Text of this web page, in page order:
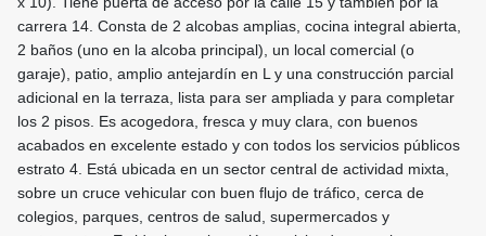
carrera 14. Consta de 2 alcobas amplias, cocina integral abierta,
2 baños (uno en la alcoba principal), un local comercial (o
garaje), patio, amplio antejardín en L y una construcción parcial
adicional en la terraza, lista para ser ampliada y para completar
los 2 pisos. Es acogedora, fresca y muy clara, con buenos
acabados en excelente estado y con todos los servicios públicos
estrato 4. Está ubicada en un sector central de actividad mixta,
sobre un cruce vehicular con buen flujo de tráfico, cerca de
colegios, parques, centros de salud, supermercados y